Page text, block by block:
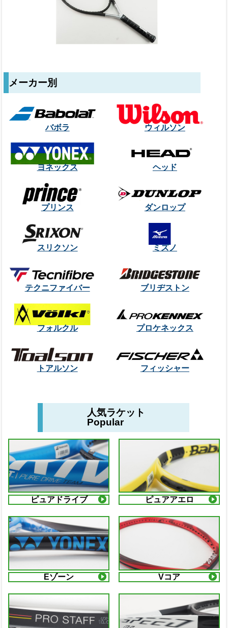
メーカー別
バボラ ウィルソン
ヨネックス ヘッド
プリンス ダンロップ
スリクソン ミズノ
テクニファイバー ブリヂストン
フォルクル プロケネックス
トアルソン フィッシャー
人気ラケット
Popular
ピュアドライブ ピュアアエロ
Eゾーン Vコア